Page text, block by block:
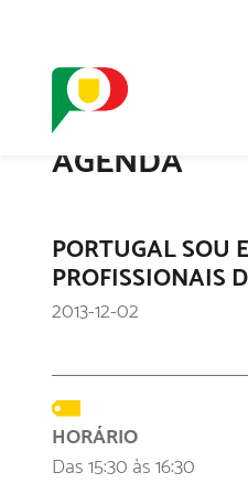
AGENDA
PORTUGAL SOU
PROFISSIONAIS
2013-12-02
HORÁRIO
Das 15:30 às 16:30